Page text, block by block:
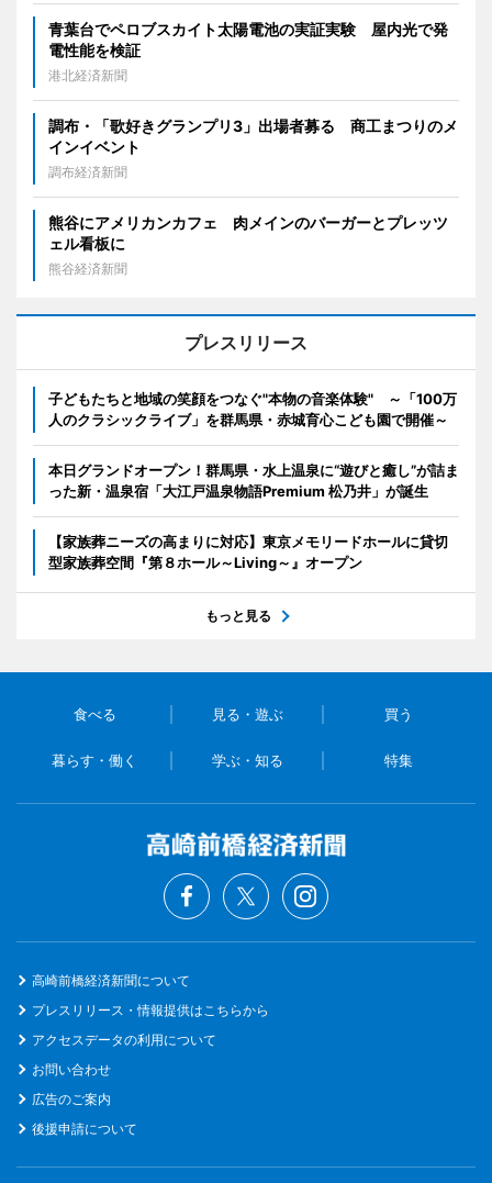
青葉台でペロブスカイト太陽電池の実証実験 屋内光で発
電性能を検証
港北経済新聞
調布・「歌好きグランプリ3」出場者募る 商工まつりのメ
インイベント
調布経済新聞
熊谷にアメリカンカフェ 肉メインのバーガーとプレッツ
ェル看板に
熊谷経済新聞
プレスリリース
子どもたちと地域の笑顔をつなぐ"本物の音楽体験" ～「100万
人のクラシックライブ」を群馬県・赤城育心こども園で開催～
本日グランドオープン！群馬県・水上温泉に“遊びと癒し”が詰ま
った新・温泉宿「大江戸温泉物語Premium 松乃井」が誕生
【家族葬ニーズの高まりに対応】東京メモリードホールに貸切
型家族葬空間『第８ホール～Living～』オープン
もっと見る
食べる 見る・遊ぶ 買う
暮らす・働く 学ぶ・知る 特集
高崎前橋経済新聞について
プレスリリース・情報提供はこちらから
アクセスデータの利用について
お問い合わせ
広告のご案内
後援申請について